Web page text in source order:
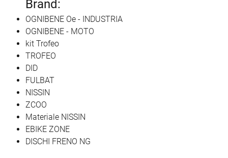
Brand:
OGNIBENE Oe - INDUSTRIA
OGNIBENE - MOTO
kit Trofeo
TROFEO
DID
FULBAT
NISSIN
ZCOO
Materiale NISSIN
EBIKE ZONE
DISCHI FRENO NG